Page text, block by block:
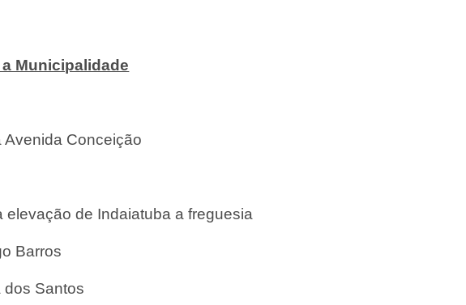
Municipalidade
Conceição
elevação de Indaiatuba a freguesia
Barros
dos Santos